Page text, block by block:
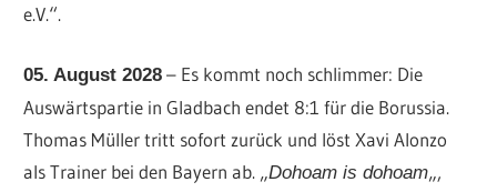
e.V.“.
05. August 2028 – Es kommt noch schlimmer: Die
Auswärtspartie in Gladbach endet 8:1 für die Borussia.
Thomas Müller tritt sofort zurück und löst Xavi Alonzo
als Trainer bei den Bayern ab. „Dohoam is dohoam„,